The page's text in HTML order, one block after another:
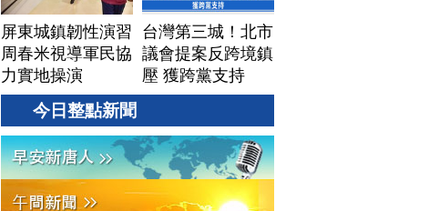
屏東城鎮韌性演習
周春米視導軍民協
力實地操演
台灣第三城！北市
議會提案反跨境鎮
壓 獲跨黨支持
今日整點新聞